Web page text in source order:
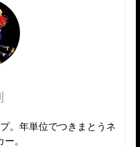
。年単位でつきまとうネ
。